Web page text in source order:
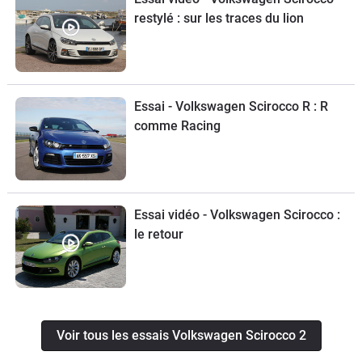
restylé : sur les traces du lion
Essai - Volkswagen Scirocco R : R
comme Racing
Essai vidéo - Volkswagen Scirocco :
le retour
Voir tous les essais Volkswagen Scirocco 2